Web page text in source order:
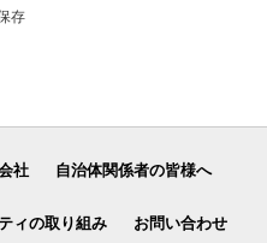
存
社 自治体関係者の皆様へ
ィの取り組み お問い合わせ